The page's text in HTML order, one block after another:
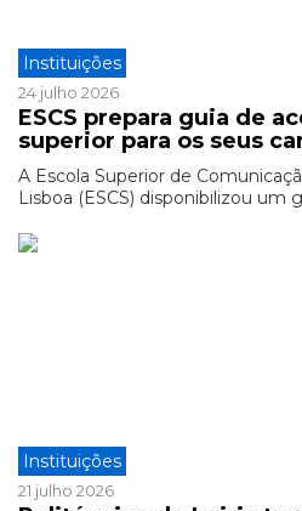
Instituições
24 julho 2026
ESCS prepara guia de
superior para os seus
A Escola Superior de
Lisboa (ESCS) disponibilizou um
Instituições
21 julho 2026